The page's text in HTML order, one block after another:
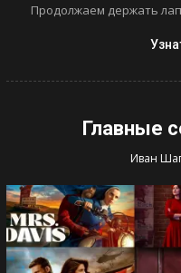
Продолжаем держать
Главные
Иван